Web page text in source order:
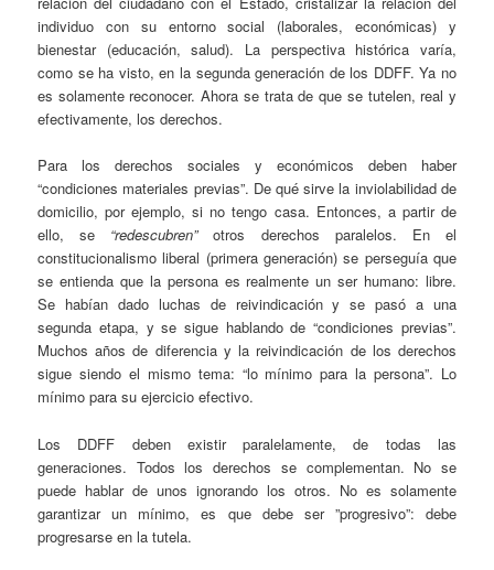
individuo con su entorno social (laborales, económicas) y
bienestar (educación, salud). La perspectiva histórica varía,
como se ha visto, en la segunda generación de los DDFF. Ya no
es solamente reconocer. Ahora se trata de que se tutelen, real y
efectivamente, los derechos.
Para los derechos sociales y económicos deben haber
“condiciones materiales previas”. De qué sirve la inviolabilidad de
domicilio, por ejemplo, si no tengo casa. Entonces, a partir de
ello, se “redescubren”otros derechos paralelos. En el
constitucionalismo liberal (primera generación) se perseguía que
se entienda que la persona es realmente un ser humano: libre.
Se habían dado luchas de reivindicación y se pasó a una
segunda etapa, y se sigue hablando de “condiciones previas”.
Muchos años de diferencia y la reivindicación de los derechos
sigue siendo el mismo tema: “lo mínimo para la persona”. Lo
mínimo para su ejercicio efectivo.
Los DDFF deben existir paralelamente, de todas las
generaciones. Todos los derechos se complementan. No se
puede hablar de unos ignorando los otros. No es solamente
garantizar un mínimo, es que debe ser ”progresivo”: debe
progresarse en la tutela.